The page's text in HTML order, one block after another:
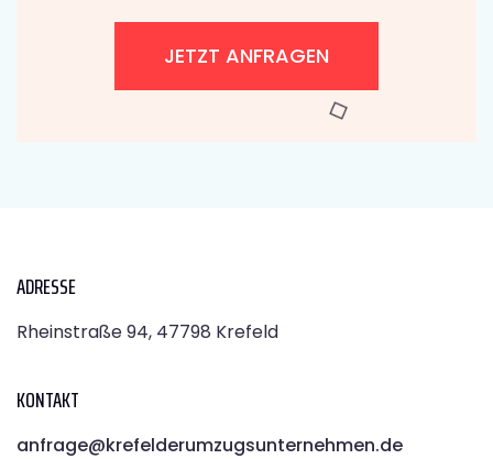
JETZT ANFRAGEN
ADRESSE
Rheinstraße 94, 47798 Krefeld
KONTAKT
anfrage@krefelderumzugsunternehmen.de